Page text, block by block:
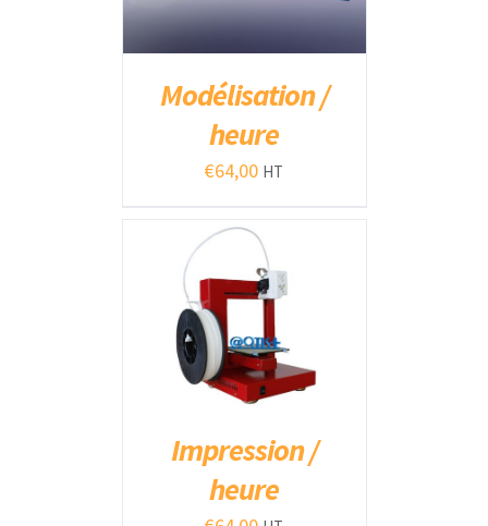
Modélisation /
heure
€64,00 HT
AJOUTER AU PANIER
DÉTAILS
Impression /
heure